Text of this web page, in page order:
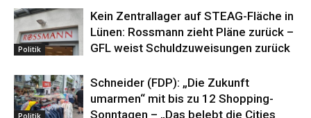
Politik
Kein Zentrallager auf STEAG-Fläche in
Lünen: Rossmann zieht Pläne zurück –
GFL weist Schuldzuweisungen zurück
Schneider (FDP): „Die Zukunft
umarmen“ mit bis zu 12 Shopping-
Sonntagen – „Das belebt die Cities